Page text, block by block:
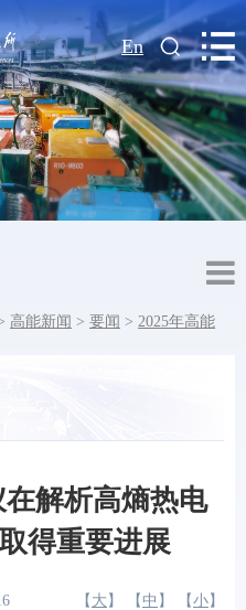
| En
高能新闻 > 要闻 > 2025年高能
在解析高熵热电
得重要进展
【 大 】 【 中 】 【 小 】